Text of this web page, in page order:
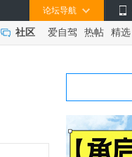
论坛导航
社区 爱自驾 热帖 精选